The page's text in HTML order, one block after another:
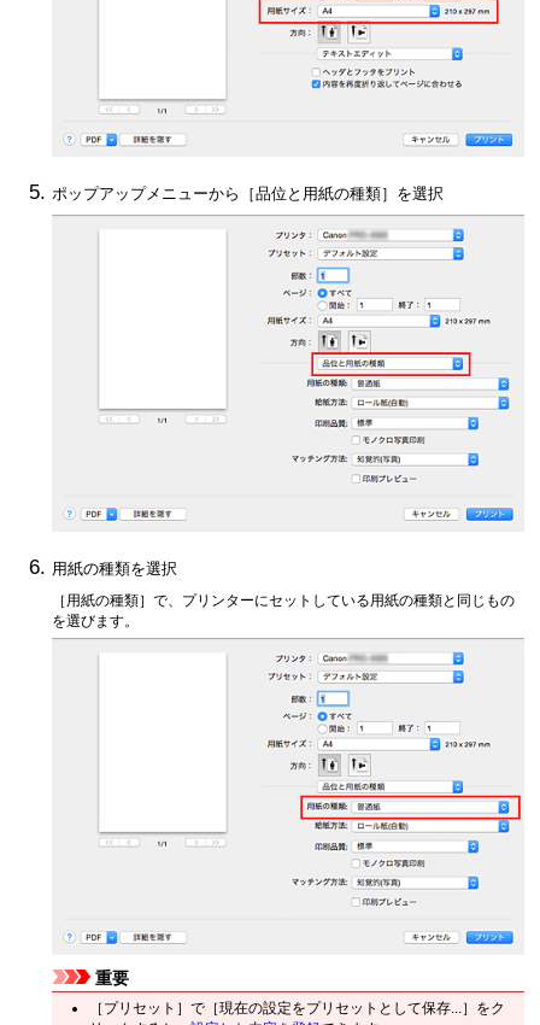
ポップアップメニューから ［品位と用紙の種類］ を選択
用紙の種類を選択
［用紙の種類］で、プリンターにセットしている用紙の種類と同じもの
を選びます。
重要
［プリセット］ で［現在の設定をプリセットとして保存...］
をク